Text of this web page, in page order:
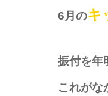
6月のキ
振付を年
これがな